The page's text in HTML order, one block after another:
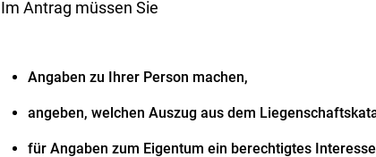
Im Antrag müssen Sie
Angaben zu Ihrer Person machen,
angeben, welchen Auszug aus dem
für Angaben zum Eigentum ein berechtigtes